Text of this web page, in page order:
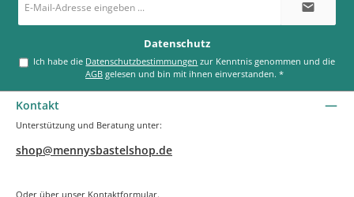
Mail-
*
Datenschutz
Ich habe die Datenschutzbestimmungen
AGB gelesen und bin mit ihnen einverstanden.*
Kontakt
Unterstützung und Beratung unter:
shop@mennysbastelshop.de
Oder über unser Kontaktformular.